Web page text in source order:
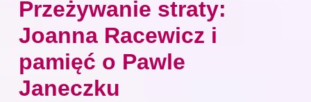
Przeżywanie straty:
Joanna Racewicz i
pamięć o Pawle
Janeczku